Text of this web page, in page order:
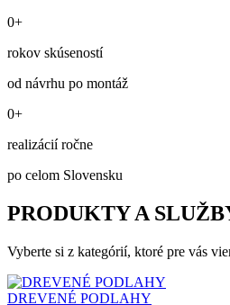
0+
rokov skúseností
od návrhu po montáž
0+
realizácií ročne
po celom Slovensku
PRODUKTY A
Vyberte si z kategórií, ktoré pre vás
DREVENÉ PODLAHY